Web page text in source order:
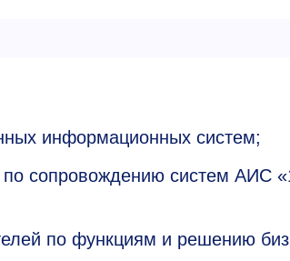
информационных систем;
по сопровождению систем АИС
по функциям и решению